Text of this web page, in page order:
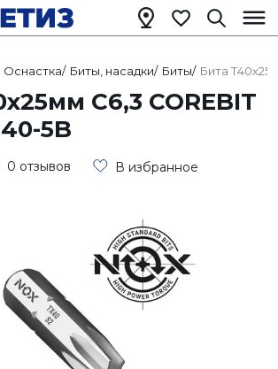
Оснастка/ Биты, насадки/ Биты/ Бита
C6,3 COREBIT
5B
0 отзывов В избранное